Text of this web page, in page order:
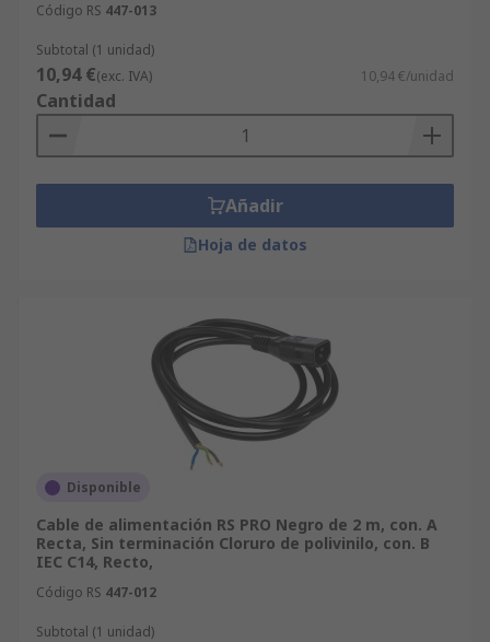
Código RS 447-013
Subtotal (1 unidad)
10,94 €(exc. IVA) 10,94 €/unidad
Cantidad
Añadir
Hoja de datos
Disponible
Cable de alimentación RS PRO Negro de 2 m, con. A
Recta, Sin terminación Cloruro de polivinilo, con. B
IEC C14, Recto,
Código RS 447-012
Subtotal (1 unidad)